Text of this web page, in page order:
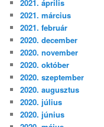
2021. április
2021. március
2021. február
2020. december
2020. november
2020. október
2020. szeptember
2020. augusztus
2020. július
2020. június